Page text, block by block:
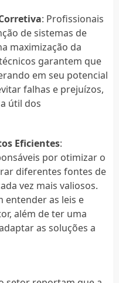
: Profissionais
de sistemas de
maximização da
garantem que
em seu potencial
falhas e prejuízos,
útil dos
Eficientes:
por otimizar o
diferentes fontes de
vez mais valiosos.
entender as leis e
além de ter uma
as soluções a